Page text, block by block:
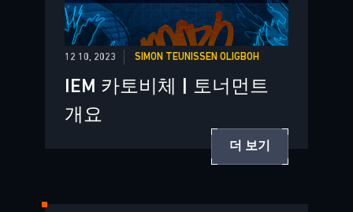
12 10, 2023 SIMON TEUNISSEN OLIGBOH
IEM 카토비체 | 토너먼트
개요
더 보기